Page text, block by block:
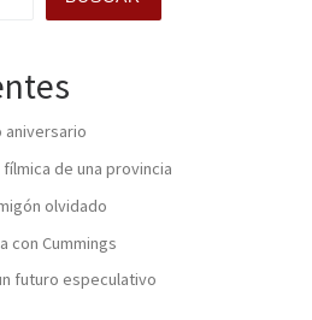
aniversario
de una provincia
olvidado
con Cummings
futuro especulativo